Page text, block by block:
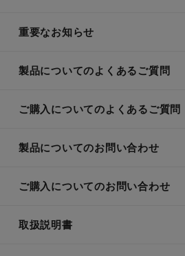
重要なお知らせ
製品についてのよくあるご質問
ご購入についてのよくあるご質問
製品についてのお問い合わせ
ご購入についてのお問い合わせ
取扱説明書